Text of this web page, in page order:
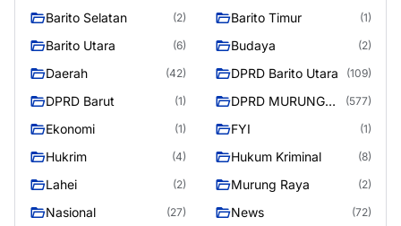
Barito Selatan (2) Barito Timur (1)
Barito Utara (6) Budaya (2)
Daerah (42) DPRD Barito Utara (109)
DPRD Barut (1)
DPRD MURUNG
(577)
Ekonomi (1) FYI (1)
Hukrim (4) Hukum Kriminal (8)
Lahei (2) Murung Raya (2)
Nasional (27) News (72)